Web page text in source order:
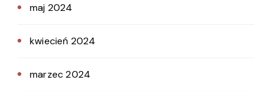
maj 2024
kwiecień 2024
marzec 2024